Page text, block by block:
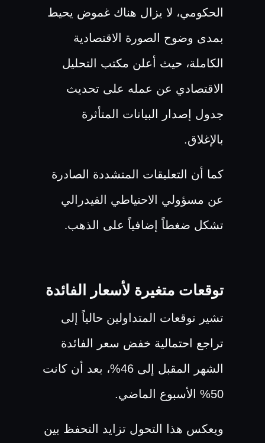
الحكومي، لا يزال هناك غموض يحيط
بمدى وضوح الصورة الاقتصادية
الكاملة، حيث أعلن مكتب التحليل
الاقتصادي عن عمله على تحديث
جدول إصدار البيانات المتأثرة
بالإغلاق.
كما أن التعليقات المتشددة الصادرة
عن مسؤولي الاحتياطي الفيدرالي
تشكل ضغطاً إضافياً على الذهب.
توقعات متغيرة لأسعار الفائدة
تشير توقعات المتداولين حالياً إلى
تراجع احتمالية خفض سعر الفائدة
الشهر المقبل إلى 46%، بعد أن كانت
50% الأسبوع الماضي.
ويعكس هذا التحول تزايد التحفظ بين